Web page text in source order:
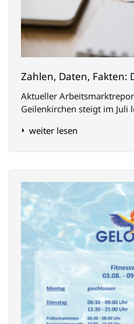
Zahlen, Daten, Fakten:
Aktueller
Geilenkirchen steigt im Juli
weiter lesen